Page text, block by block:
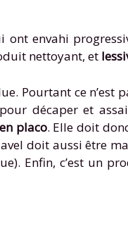
ont envahi
nettoyant, et
Pourtant ce n’est
décaper et
placo. Elle doit
doit aussi être
Enfin, c’est un